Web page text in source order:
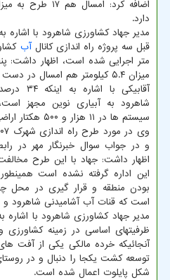
دارد.
مدیر جهاد کشاورزی شاهرود با اشاره
قبل سه پروژه راه اندازی کانالآب
متر اجرایی شده است، اظهار داشت:
میزان ۵.۴ کیلومتر هم امسال در دست اجرا قرار دارد.
شاهرود به آبیاری نوین مجهز
سیستم ها در ۱۱ هزار و ۵۰۰ هکتار اراضی شهرستان هستیم.
و در جواب سوال خبرنگار مهر در
اظهار داشت: جهاد با این طرح
این اداره گرفته نشده است
بودن منطقه و قرار گیری در محل
است که قنات آب آشامیدنی شاهرود و
مدیر جهاد کشاورزی شاهرود با اشاره
ظرفیتهای اساسی در زمینه کشاورزی
آنجائیکه خرده مالکی یکی از آفت
توسعه کشت یکجا را دنبال و در
شکل پایلوت اعمال شده است.